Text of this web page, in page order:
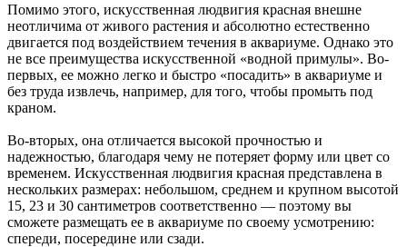
Помимо этого, искусственная людвигия красная внешне
неотличима от живого растения и абсолютно естественно
двигается под воздействием течения в аквариуме. Однако это
не все преимущества искусственной «водной примулы». Во-
первых, ее можно легко и быстро «посадить» в аквариуме и
без труда извлечь, например, для того, чтобы промыть под
краном.
Во-вторых, она отличается высокой прочностью и
надежностью, благодаря чему не потеряет форму или цвет со
временем. Искусственная людвигия красная представлена в
нескольких размерах: небольшом, среднем и крупном высотой
15, 23 и 30 сантиметров соответственно — поэтому вы
сможете размещать ее в аквариуме по своему усмотрению:
спереди, посередине или сзади.